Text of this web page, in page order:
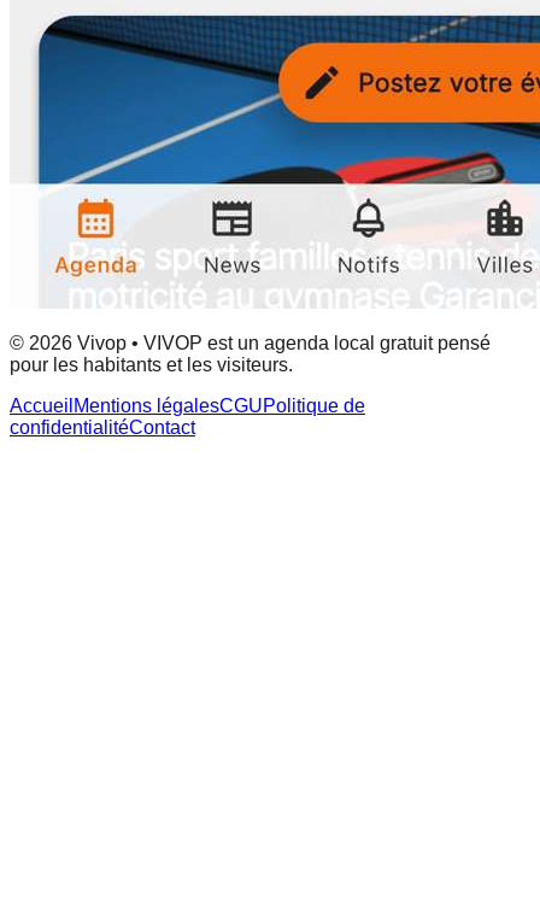
© 2026 Vivop • VIVOP est un agenda local gratuit pensé
pour les habitants et les visiteurs.
Accueil Mentions légalesCGUPolitique de
confidentialitéContact